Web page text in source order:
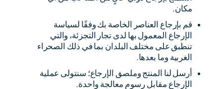
مكان.
قم بإرجاع العناصر الخاصة بك وفقًا لسياسة
الإرجاع المعمول بها لدى تجار التجزئة، والتي
تنطبق على مختلف البلدان بما في ذلك الصحراء
الغربية وما بعدها.
أرسل لنا المنتج وملصق الإرجاع؛ سنتولى عملية
الإرجاع مقابل رسوم معالجة واحدة.